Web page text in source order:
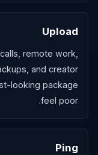
Upload
remote work,
and creator
looking package
feel poor.
Ping